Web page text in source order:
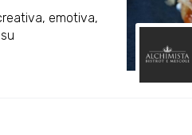
emotiva,